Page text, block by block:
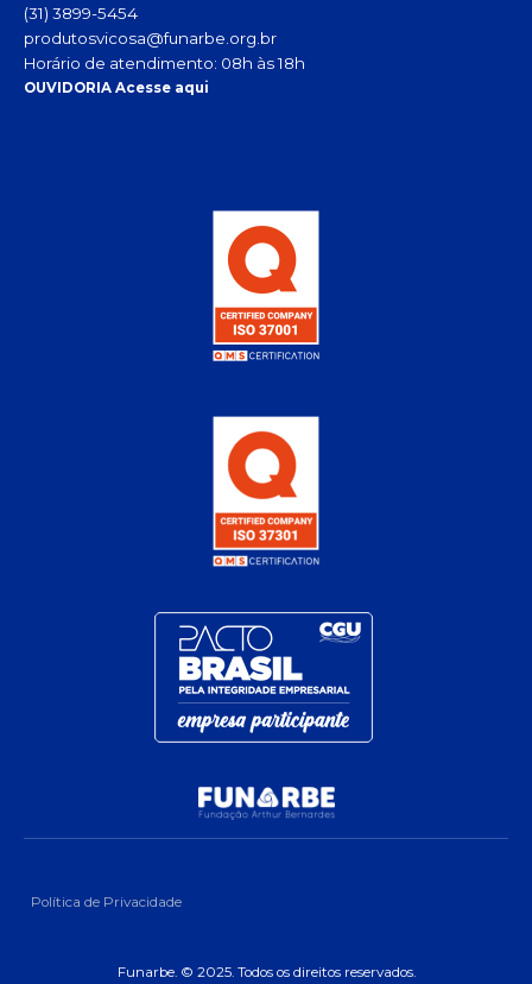
(31) 3899-5454
produtosvicosa@funarbe.org.br
Horário de atendimento: 08h às 18h
OUVIDORIA Acesse aqui
Política de Privacidade
Funarbe. © 2025. Todos os direitos reservados.